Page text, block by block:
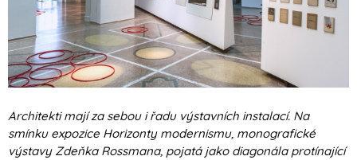
Architekti mají za sebou i řadu výstavních instalací. Na
smínku expozice Horizonty modernismu, monografické
výstavy Zdeňka Rossmana, pojatá jako diagonála protínající